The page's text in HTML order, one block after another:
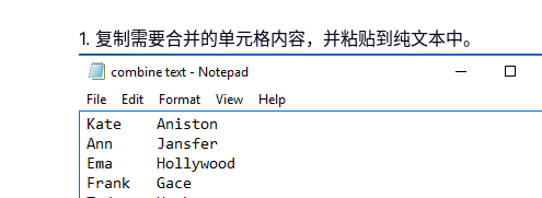
1. 复制需要合并的单元格内容，并粘贴到纯文本中。